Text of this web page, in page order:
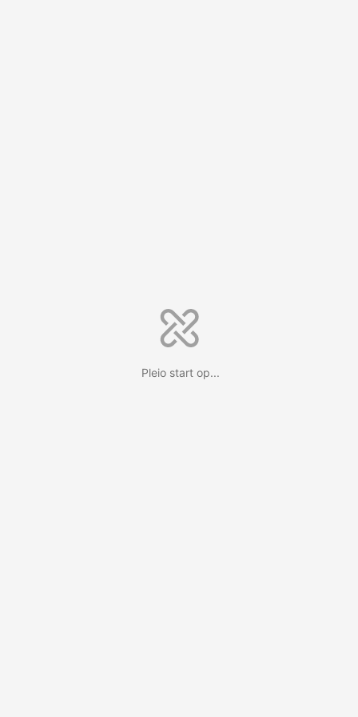
Pleio start op...